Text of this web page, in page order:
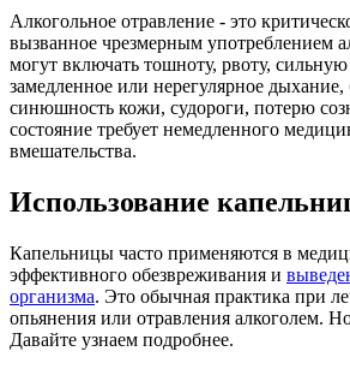
Алкогольное отравление - это
вызванное чрезмерным употреблением
могут включать тошноту, рвоту, сильную
замедленное или нерегулярное дыхание,
синюшность кожи, судороги, потерю
состояние требует немедленного
вмешательства.
Использование
Капельницы часто применяются в
эффективного обезвреживания и
организма. Это обычная практика при
опьянения или отравления алкоголем.
Давайте узнаем подробнее.